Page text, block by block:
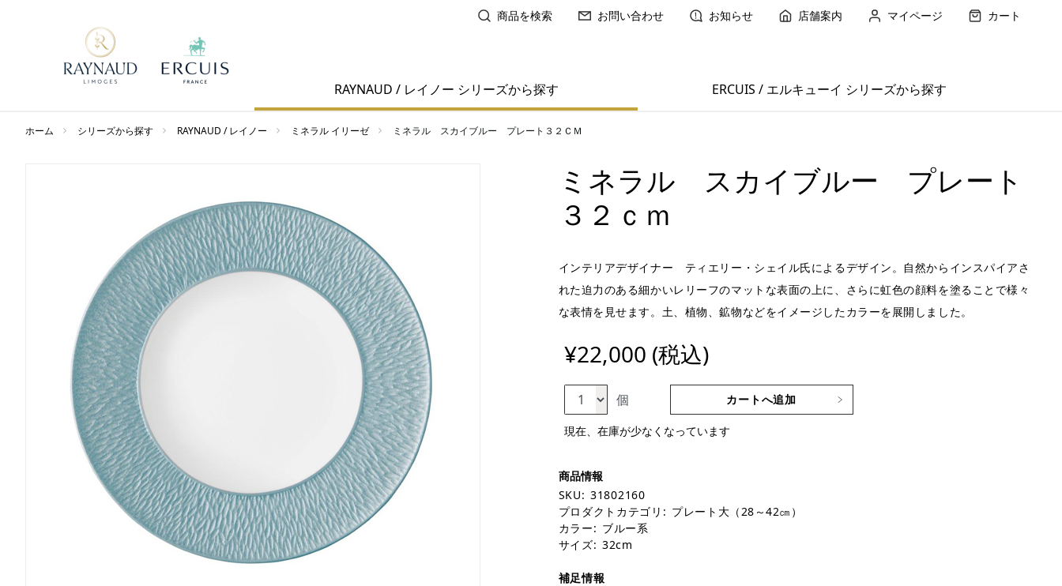
商品を検索 お問い合わせ お知らせ 店舗案内 マイページ カート
RAYNAUD / レイノー シリーズから探す ERCUIS / エルキューイ シリーズから探す
ホーム シリーズから探す RAYNAUD / レイノー ミネラル イリーゼ ミネラル スカイブルー プレート３２ＣＭ
ミネラル スカイブルー プレート
３２ｃｍ
インテリアデザイナー ティエリー・シェイル氏によるデザイン。自然からインスパイアさ
れた迫力のある細かいレリーフのマットな表面の上に、さらに虹色の顔料を塗ることで様々
な表情を見せます。土、植物、鉱物などをイメージしたカラーを展開しました。
¥22,000 (税込)
個 カートへ追加
現在、在庫が少なくなっています
SKU: 31802160
プロダクトカテゴリ: プレート大（28～42㎝）
カラー: ブルー系
サイズ: 32cm
補足情報